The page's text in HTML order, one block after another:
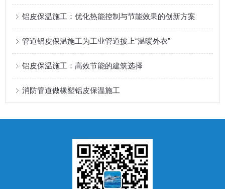
铝皮保温施工：优化热能控制与节能效果的创新方案
管道铝皮保温施工为工业管道披上“温暖外衣”
铝皮保温施工：高效节能的建筑选择
消防管道做橡塑铝皮保温施工